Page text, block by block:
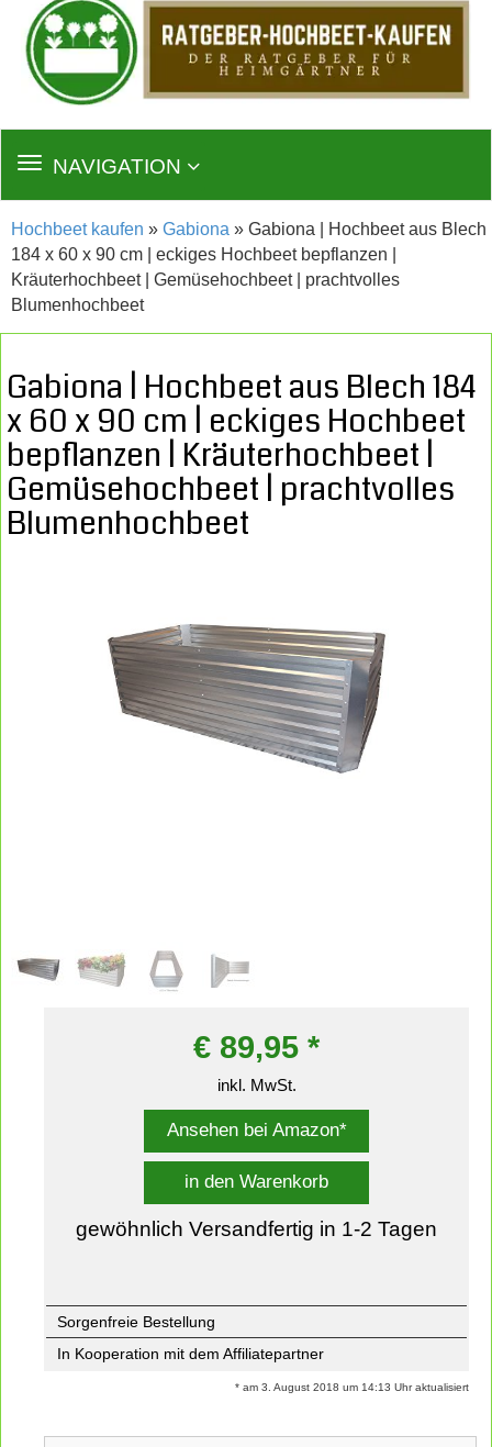
TOGGLE
NAVIGATION
NAVIGATION
Hochbeet kaufen » Gabiona » Gabiona | Hochbeet aus Blech
184 x 60 x 90 cm | eckiges Hochbeet bepflanzen |
Kräuterhochbeet | Gemüsehochbeet | prachtvolles
Blumenhochbeet
Gabiona | Hochbeet aus Blech 184
x 60 x 90 cm | eckiges Hochbeet
bepflanzen | Kräuterhochbeet |
Gemüsehochbeet | prachtvolles
Blumenhochbeet
€ 89,95 *
inkl. MwSt.
Ansehen bei Amazon*
in den Warenkorb
gewöhnlich Versandfertig in 1-2 Tagen
Sorgenfreie Bestellung
In Kooperation mit dem Affiliatepartner
* am 3. August 2018 um 14:13 Uhr aktualisiert